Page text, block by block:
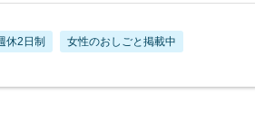
休2日制 女性のおしごと掲載中